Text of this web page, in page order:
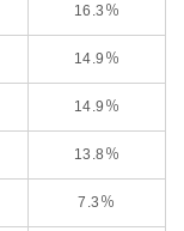
16.3％
14.9％
14.9％
13.8％
7.3％